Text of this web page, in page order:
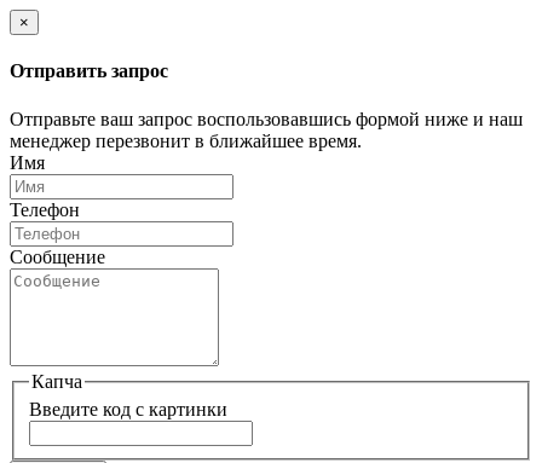
×
Отправить запрос
Отправьте ваш запрос воспользовавшись формой ниже и наш
менеджер перезвонит в ближайшее время.
Имя
Телефон
Сообщение
Капча
Введите код с картинки